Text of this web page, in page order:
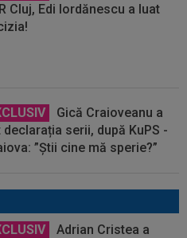
Cluj, Edi Iordănescu a luat
Gică Craioveanu a
declarația serii, după KuPS -
”Știi cine mă sperie?”
Adrian Cristea a